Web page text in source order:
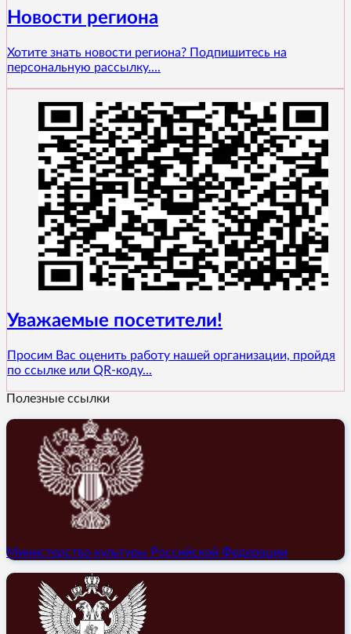
Новости региона
Хотите знать новости региона? Подпишитесь на
персональную рассылку....
Уважаемые посетители!
Просим Вас оценить работу нашей организации, пройдя
по ссылке или QR-коду...
Полезные ссылки
Министерство культуры Российской Федерации